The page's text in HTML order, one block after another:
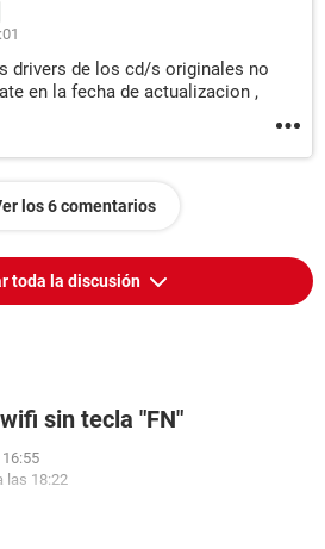
drivers de los cd/s originales no
en la fecha de actualizacion ,
los 6 comentarios
toda la discusión
sin tecla "FN"
las 18:22